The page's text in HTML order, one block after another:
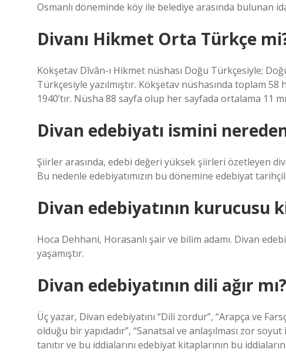
Osmanlı döneminde köy ile belediye arasında bulunan
Divanı Hikmet Orta Türkçe
Kökşetav Dîvân-ı Hikmet nüshası Doğu Türkçesiyle;
Türkçesiyle yazılmıştır. Kökşetav nüshasında toplam
1940’tır. Nüsha 88 sayfa olup her sayfada ortalama 11
Divan edebiyatı ismini
Şiirler arasında, edebi değeri yüksek şiirleri özetleyen
Bu nedenle edebiyatımızın bu dönemine edebiyat
Divan edebiyatının kurucusu
Hoca Dehhani, Horasanlı şair ve bilim adamı. Divan
yaşamıştır.
Divan edebiyatının dili ağır mı?
Üç yazar, Divan edebiyatını “Dili zordur”, “Arapça ve
olduğu bir yapıdadır”, “Sanatsal ve anlaşılması zor
tanıtır ve bu iddialarını edebiyat kitaplarının bu